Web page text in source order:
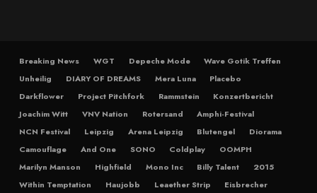
Breaking News WGT Depeche Mode
Wave Gotik Treffen
Unheilig
DIARY OF DREAMS Mera Luna
Placebo
Darkflower
Project Pitchfork Rammstein
Konzertbericht
Joachim Witt
VNV Nation Rotersand
Amphi-Festival
NCN Festival
Leipzig Arena Leipzig Blutengel
Diorama
Camouflage
And One SONO Coldplay
OOMPH
Marilyn Manson
Highfield Mono Inc Billy Talent
2015
Within Temptation
Haujobb Leaether Strip
Eisbrecher